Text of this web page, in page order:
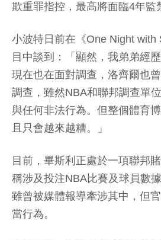
欺重罪指控，最高將面臨4年監
小波特日前在《One Night with
目中談到：「顯然，我弟弟經
現在也在面對調查，洛齊爾也
調查，雖然NBA和聯邦調查單
與任何非法行為。但整個體育
且只會越來越糟。」
目前，畢斯利正處於一項聯邦
稱涉及投注NBA比賽及球員數
雖曾被媒體報導牽涉其中，但
當行為。